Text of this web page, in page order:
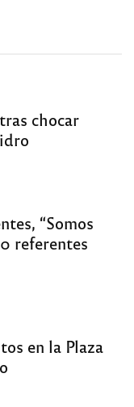
chocar
“Somos
referentes
en la Plaza